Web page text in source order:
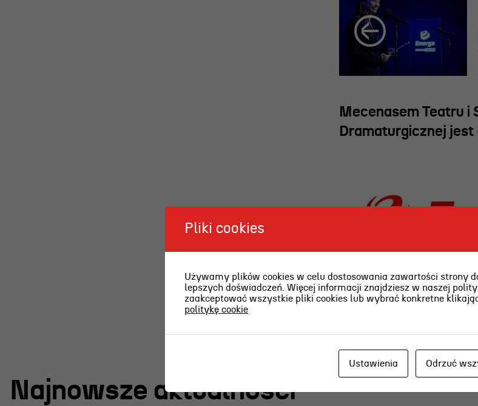
Mecenasem Teatru i
Dramaturgicznej jest
Najnowsze aktualności
Pliki cookies
Używamy plików cookies w celu dostosowania zawartości strony
lepszych doświadczeń. Więcej informacji znajdziesz w naszej
zaakceptować wszystkie pliki cookies lub wybrać konkretne
politykę cookie
Ustawienia Odrzuć